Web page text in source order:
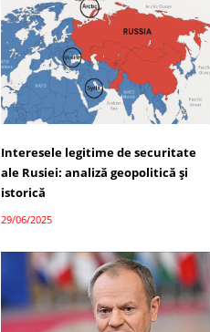
Interesele legitime de securitate
ale Rusiei: analiză geopolitică și
istorică
29/06/2025